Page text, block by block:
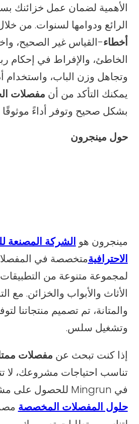
الأهمية لضمان عمل خزائنك
الرائع ودوامها لسنوات. من
أخطاء-القياس غير الصحيح،
الخاطئ، والإفراط في إحكام
وتجاهل وزن الباب، واستخدام
يمكنك التأكد من أن مفصلات
بشكل صحيح وتوفر أداءً موثوقًا
حول مينجرون
مينجرون هو الشركة المصنعة
الاحترافيةمتخصصة في
لمجموعة متنوعة من
الأثاث والأبواب والخزائن. مع
والمتانة، تم تصميم منتجاتنا
وتشغيل سلس.
إذا كنت تبحث عن مفصلات
تناسب احتياجات مشروعك، لا
في Mingrun للحصول على مشورة الخبراء و
حلول المفصلات المخصصة